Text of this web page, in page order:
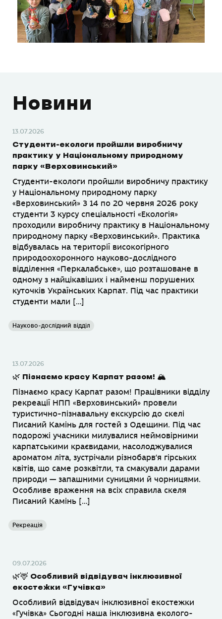
Новини
13.07.2026
Студенти-екологи пройшли виробничу
практику у Національному природному
парку «Верховинський»
Студенти-екологи пройшли виробничу практику
у Національному природному парку
«Верховинський» З 14 по 20 червня 2026 року
студенти 3 курсу спеціальності «Екологія»
проходили виробничу практику в Національному
природному парку «Верховинський». Практика
відбувалась на території високогірного
природоохоронного науково-дослідного
відділення «Перкалабське», що розташоване в
одному з найцікавіших і найменш порушених
куточків Українських Карпат. Під час практики
студенти мали […]
Науково-дослідний відділ
13.07.2026
🌿 Пізнаємо красу Карпат разом! 🏔
Пізнаємо красу Карпат разом! Працівники відділу
рекреації НПП «Верховинський» провели
туристично-пізнавальну екскурсію до скелі
Писаний Камінь для гостей з Одещини. Під час
подорожі учасники милувалися неймовірними
карпатськими краєвидами, насолоджувалися
ароматом літа, зустрічали різнобарв’я гірських
квітів, що саме розквітли, та смакували дарами
природи — запашними суницями й чорницями.
Особливе враження на всіх справила скеля
Писаний Камінь […]
Рекреація
09.07.2026
🌿🦌 Особливий відвідувач інклюзивної
екостежки «Гучівка»
Особливий відвідувач інклюзивної екостежки
«Гучівка» Сьогодні наша інклюзивна еколого-